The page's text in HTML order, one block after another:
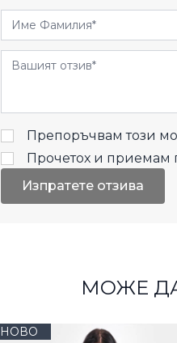
Име Фамилия
Отзиви
Препоръчвам този
Прочетох и приемам
Изпратете отзива
МОЖЕ
НОВО